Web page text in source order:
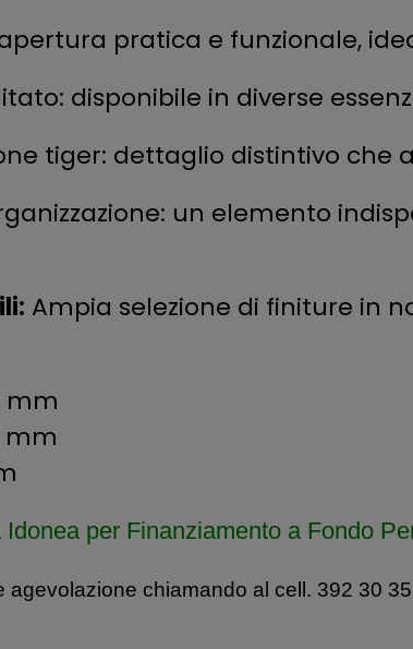
pratica e funzionale,
disponibile in diverse
tiger: dettaglio distintivo che
un elemento
Ampia selezione di finiture in
mm
mm
Idonea per Finanziamento a Fondo
agevolazione chiamando al cell. 392 30